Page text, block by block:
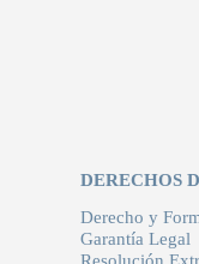
DERECHOS
Derecho y
Garantía Legal
Resolución